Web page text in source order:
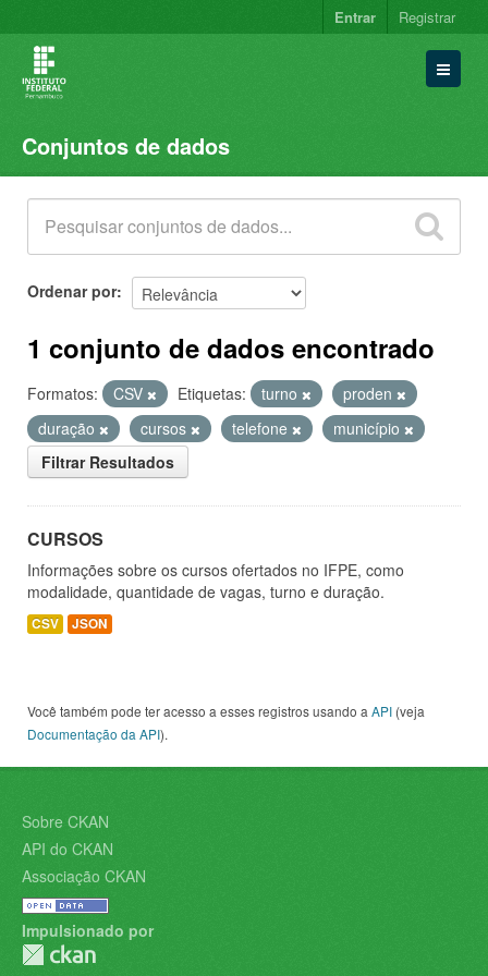
Entrar Registrar
Conjuntos de dados
Organizações
Grupos
Sobre
Conjuntos de dados
Ordenar por
1 conjunto de dados encontrado
Formatos: CSV Etiquetas: turno
proden
duração
cursos telefone
município
Filtrar Resultados
CURSOS
Informações sobre os cursos ofertados no IFPE, como
modalidade, quantidade de vagas, turno e duração.
CSV JSON
Você também pode ter acesso a esses registros usando a API (veja
Documentação da API).
Sobre CKAN
API do CKAN
Associação CKAN
Impulsionado por